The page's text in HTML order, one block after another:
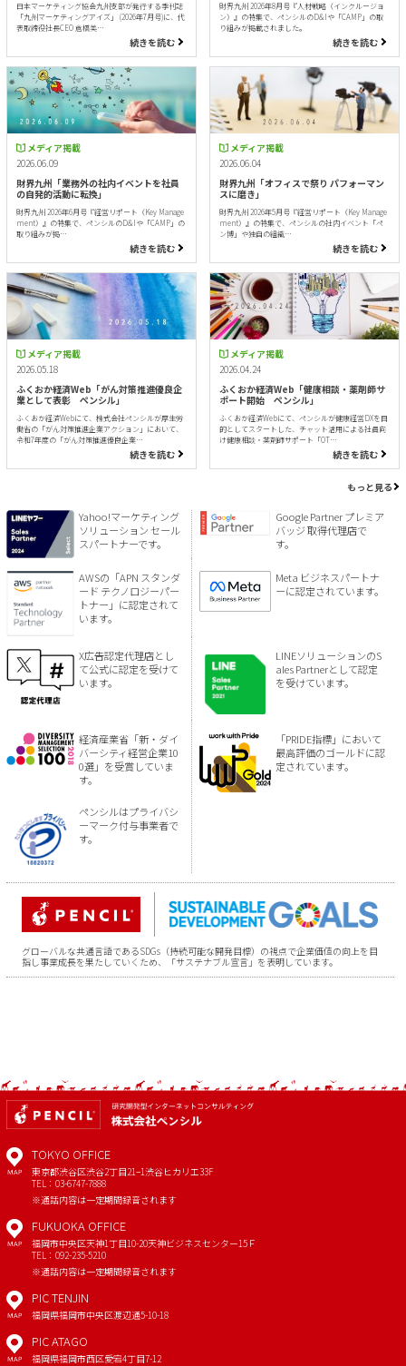
日本マーケティング協会九州支部が発行する季刊誌
「九州マーケティングアイズ」 (2026年7月号)に、代
表取締役社長CEO 倉橋美…
続きを読む
財界九州 2026年8月号『人材戦略（インクルージョ
ン）』の特集で、ペンシルのD&Iや「CAMP」の取
り組みが掲載されました。
続きを読む
メディア掲載
2026.06.09
財界九州「業務外の社内イベントを社員
の自発的活動に転換」
財界九州 2026年6月号『経営リポート（Key Manage
ment）』の特集で、ペンシルのD&Iや「CAMP」の
取り組みが掲…
続きを読む
メディア掲載
2026.06.04
財界九州「オフィスで祭り パフォーマン
スに磨き」
財界九州 2026年5月号『経営リポート（Key Manage
ment）』の特集で、ペンシルの社内イベント「ペ
ン博」や独自の組織…
続きを読む
メディア掲載
2026.05.18
ふくおか経済Web「がん対策推進優良企
業として表彰 ペンシル」
ふくおか経済Webにて、株式会社ペンシルが厚生労
働省の「がん対策推進企業アクション」において、
令和7年度の「がん対策推進優良企業…
続きを読む
メディア掲載
2026.04.24
ふくおか経済Web「健康相談・薬剤師サ
ポート開始 ペンシル」
ふくおか経済Webにて、ペンシルが健康経営DXを目
的としてスタートした、チャット活用による社員向
け健康相談・薬剤師サポート「OT…
続きを読む
もっと見る
Yahoo!マーケティング
ソリューション セール
スパートナーです。
Google Partner プレミア
バッジ 取得代理店で
す。
AWSの「APN スタンダ
ード テクノロジーパー
トナー」に認定されて
います。
Meta ビジネスパートナ
ーに認定されています。
X広告認定代理店とし
て公式に認定を受けて
います。
LINEソリューションのS
ales Partnerとして認定
を受けています。
経済産業省「新・ダイ
バーシティ経営企業10
0選」を受賞していま
す。
「PRIDE指標」において
最高評価のゴールドに認
定されています。
ペンシルはプライバシ
ーマーク付与事業者で
す。
グローバルな共通言語であるSDGs（持続可能な開発目標）の視点で企業価値の向上を目
指し事業成長を果たしていくため、「サステナブル宣言」を表明しています。
MAP
TOKYO OFFICE
東京都渋谷区渋谷2丁目21−1渋谷ヒカリエ33F
TEL：03-6747-7888
※通話内容は一定期間録音されます
MAP
FUKUOKA OFFICE
福岡市中央区天神1丁目10-20天神ビジネスセンター15Ｆ
TEL：092-235-5210
※通話内容は一定期間録音されます
MAP
PIC TENJIN
福岡県福岡市中央区渡辺通5-10-18
PIC ATAGO
福岡県福岡市西区愛宕4丁目7-12